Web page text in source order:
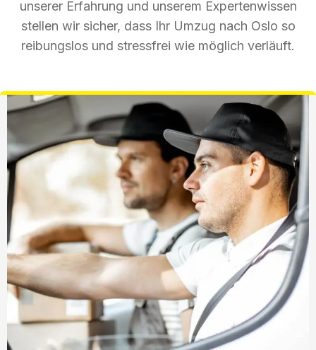
unserer Erfahrung und unserem Expertenwissen
stellen wir sicher, dass Ihr Umzug nach Oslo so
reibungslos und stressfrei wie möglich verläuft.